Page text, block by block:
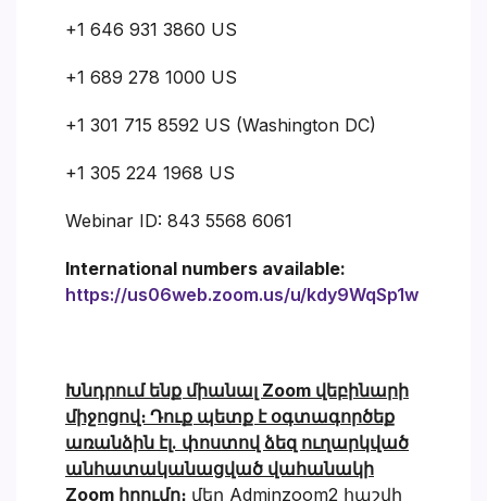
+1 646 931 3860 US
+1 689 278 1000 US
+1 301 715 8592 US (Washington DC)
+1 305 224 1968 US
Webinar ID: 843 5568 6061
International numbers available:
https://us06web.zoom.us/u/kdy9WqSp1w
Խնդրում ենք միանալ Zoom վեբինարի
միջոցով։ Դուք պետք է օգտագործեք
առանձին էլ. փոստով ձեզ ուղարկված
անհատականացված վահանակի
Zoom հղումը։ մեր Adminzoom2 հաշվի